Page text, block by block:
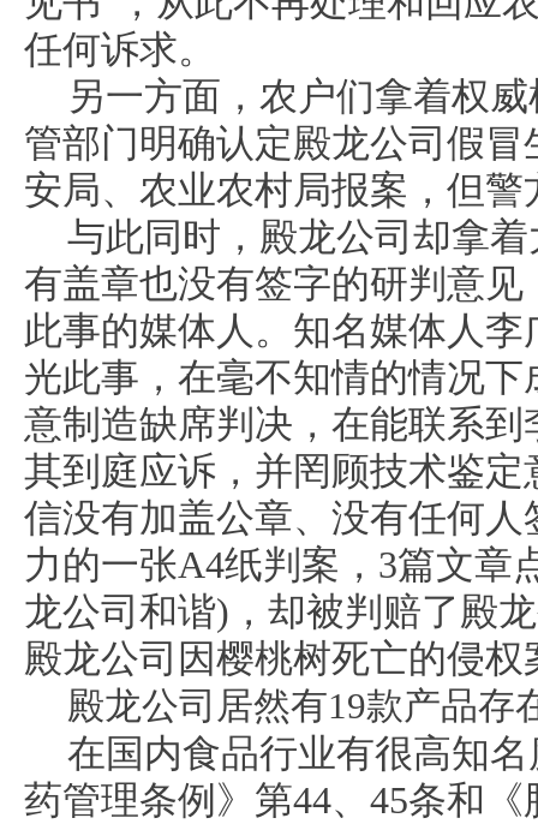
任何诉求。
另一方面，农户们拿着权
管部门明确认定殿龙公司假
安局、农业农村局报案，但
与此同时，殿龙公司却拿
有盖章也没有签字的研判意
此事的媒体人。知名媒体人
光此事，在毫不知情的情况
意制造缺席判决，在能联系
其到庭应诉，并罔顾技术鉴
信没有加盖公章、没有任何
力的一张A4纸判案，3篇文章
龙公司和谐)，却被判赔了殿
殿龙公司因樱桃树死亡的侵
殿龙公司居然有19款产品存
在国内食品行业有很高知
药管理条例》第44、45条和